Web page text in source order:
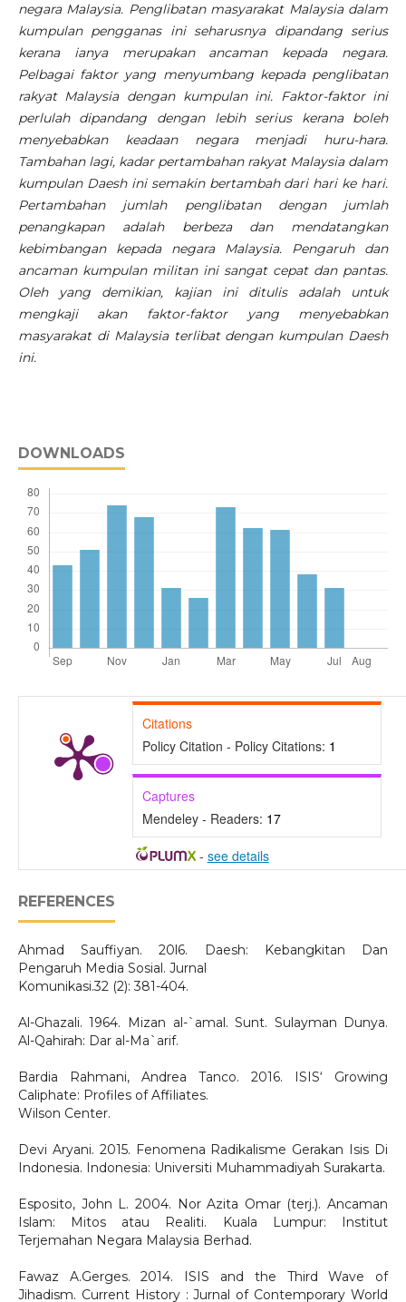
negara Malaysia. Penglibatan masyarakat Malaysia dalam
kumpulan pengganas ini seharusnya dipandang serius
kerana ianya merupakan ancaman kepada negara.
Pelbagai faktor yang menyumbang kepada penglibatan
rakyat Malaysia dengan kumpulan ini. Faktor-faktor ini
perlulah dipandang dengan lebih serius kerana boleh
menyebabkan keadaan negara menjadi huru-hara.
Tambahan lagi, kadar pertambahan rakyat Malaysia dalam
kumpulan Daesh ini semakin bertambah dari hari ke hari.
Pertambahan jumlah penglibatan dengan jumlah
penangkapan adalah berbeza dan mendatangkan
kebimbangan kepada negara Malaysia. Pengaruh dan
ancaman kumpulan militan ini sangat cepat dan pantas.
Oleh yang demikian, kajian ini ditulis adalah untuk
mengkaji akan faktor-faktor yang menyebabkan
masyarakat di Malaysia terlibat dengan kumpulan Daesh
ini.
DOWNLOADS
Citations
Policy Citation - Policy Citations: 1
Captures
Mendeley - Readers: 17
- see details
REFERENCES
Ahmad Sauffiyan. 20l6. Daesh: Kebangkitan Dan
Pengaruh Media Sosial. Jurnal
Komunikasi.32 (2): 381-404.
Al-Ghazali. 1964. Mizan al-`amal. Sunt. Sulayman Dunya.
Al-Qahirah: Dar al-Ma`arif.
Bardia Rahmani, Andrea Tanco. 2016. ISIS‘ Growing
Caliphate: Profiles of Affiliates.
Wilson Center.
Devi Aryani. 2015. Fenomena Radikalisme Gerakan Isis Di
Indonesia. Indonesia: Universiti Muhammadiyah Surakarta.
Esposito, John L. 2004. Nor Azita Omar (terj.). Ancaman
Islam: Mitos atau Realiti. Kuala Lumpur: Institut
Terjemahan Negara Malaysia Berhad.
Fawaz A.Gerges. 2014. ISIS and the Third Wave of
Jihadism. Current History : Jurnal of Contemporary World